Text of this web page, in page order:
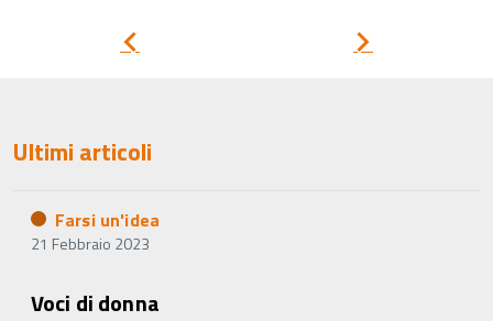
Ultimi articoli
Farsi un'idea
21 Febbraio 2023
Voci di donna